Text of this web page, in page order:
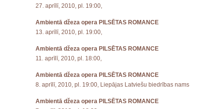
27. aprīlī, 2010, pl. 19:00,
Ambientā džeza opera PILSĒTAS ROMANCE
13. aprīlī, 2010, pl. 19:00,
Ambientā džeza opera PILSĒTAS ROMANCE
11. aprīlī, 2010, pl. 18:00,
Ambientā džeza opera PILSĒTAS ROMANCE
8. aprīlī, 2010, pl. 19:00, Liepājas Latviešu biedrības nams
Ambientā džeza opera PILSĒTAS ROMANCE